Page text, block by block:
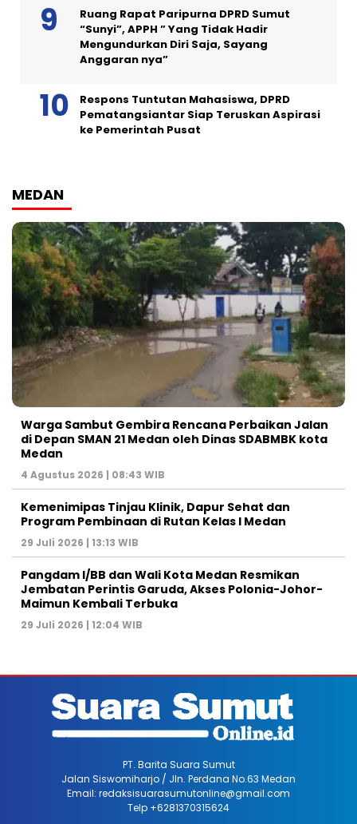
Ruang Rapat Paripurna DPRD Sumut
“Sunyi”, APPH ” Yang Tidak Hadir
Mengundurkan Diri Saja, Sayang
Anggaran nya”
Respons Tuntutan Mahasiswa, DPRD
Pematangsiantar Siap Teruskan Aspirasi
ke Pemerintah Pusat
MEDAN
Warga Sambut Gembira Rencana Perbaikan Jalan
di Depan SMAN 21 Medan oleh Dinas SDABMBK kota
Medan
4 Agustus 2026 | 08:43 WIB
Kemenimipas Tinjau Klinik, Dapur Sehat dan
Program Pembinaan di Rutan Kelas I Medan
29 Juli 2026 | 13:13 WIB
Pangdam I/BB dan Wali Kota Medan Resmikan
Jembatan Perintis Garuda, Akses Polonia-Johor-
Maimun Kembali Terbuka
29 Juli 2026 | 12:04 WIB
PT. Barita Suara Sumut
Jalan Siswomiharjo / Jln. Perdana No.63 Medan
Email: redaksisuarasumutonline@gmail.com
Telp +6281370315624